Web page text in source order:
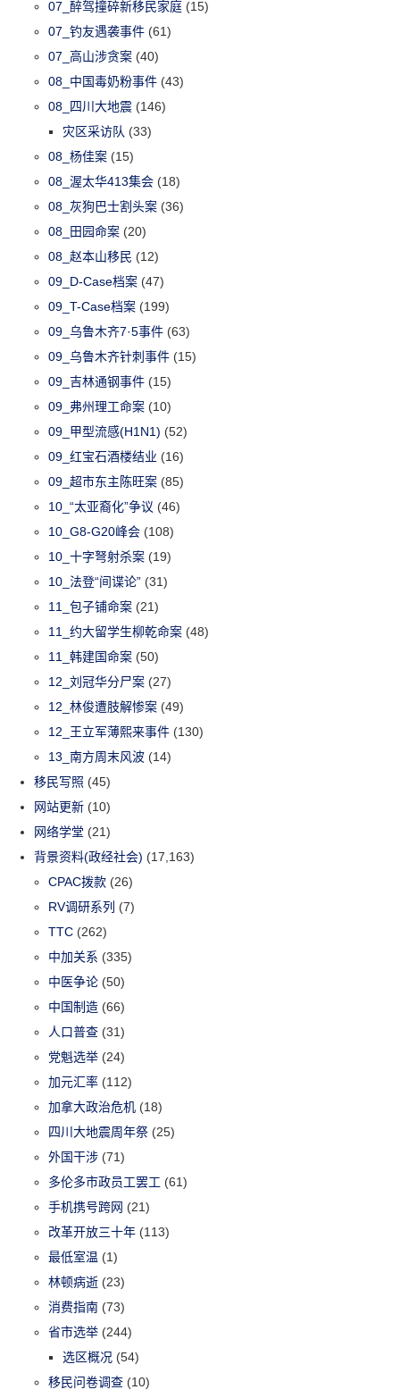
07_醉驾撞碎新移民家庭 (15)
07_钓友遇袭事件 (61)
07_高山涉贪案 (40)
08_中国毒奶粉事件 (43)
08_四川大地震 (146)
灾区采访队 (33)
08_杨佳案 (15)
08_渥太华413集会 (18)
08_灰狗巴士割头案 (36)
08_田园命案 (20)
08_赵本山移民 (12)
09_D-Case档案 (47)
09_T-Case档案 (199)
09_乌鲁木齐7·5事件 (63)
09_乌鲁木齐针刺事件 (15)
09_吉林通钢事件 (15)
09_弗州理工命案 (10)
09_甲型流感(H1N1) (52)
09_红宝石酒楼结业 (16)
09_超市东主陈旺案 (85)
10_“太亚裔化”争议 (46)
10_G8-G20峰会 (108)
10_十字弩射杀案 (19)
10_法登“间谍论” (31)
11_包子铺命案 (21)
11_约大留学生柳乾命案 (48)
11_韩建国命案 (50)
12_刘冠华分尸案 (27)
12_林俊遭肢解惨案 (49)
12_王立军薄熙来事件 (130)
13_南方周末风波 (14)
移民写照 (45)
网站更新 (10)
网络学堂 (21)
背景资料(政经社会) (17,163)
CPAC拨款 (26)
RV调研系列 (7)
TTC (262)
中加关系 (335)
中医争论 (50)
中国制造 (66)
人口普查 (31)
党魁选举 (24)
加元汇率 (112)
加拿大政治危机 (18)
四川大地震周年祭 (25)
外国干涉 (71)
多伦多市政员工罢工 (61)
手机携号跨网 (21)
改革开放三十年 (113)
最低室温 (1)
林顿病逝 (23)
消费指南 (73)
省市选举 (244)
选区概况 (54)
移民问卷调查 (10)